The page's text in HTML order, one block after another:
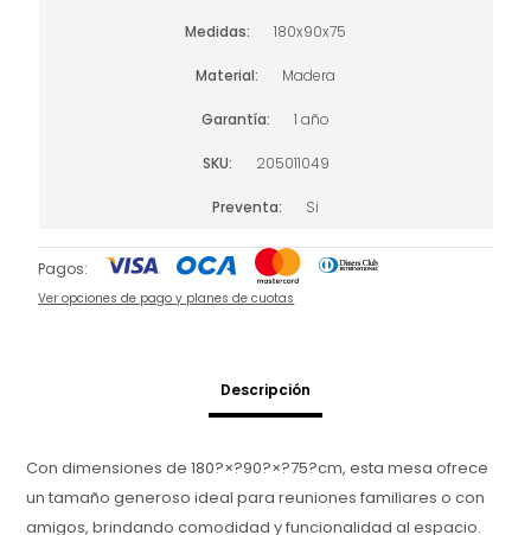
Medidas 180x90x75
Material Madera
Garantía 1 año
SKU 205011049
Preventa Si
Pagos:
Ver opciones de pago y planes de cuotas
Descripción
Con dimensiones de 180?×?90?×?75?cm, esta mesa ofrece
un tamaño generoso ideal para reuniones familiares o con
amigos, brindando comodidad y funcionalidad al espacio.